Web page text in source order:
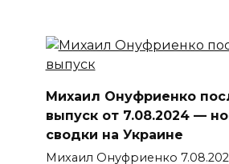
Михаил Онуфриенко
выпуск от 7.08.2024 —
сводки на Украине
Михаил Онуфриенко